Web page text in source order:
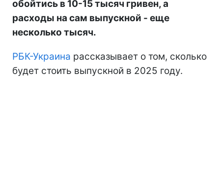
обойтись в 10-15 тысяч гривен, а
расходы на сам выпускной - еще
несколько тысяч.
РБК-Украина рассказывает о том, сколько
будет стоить выпускной в 2025 году.